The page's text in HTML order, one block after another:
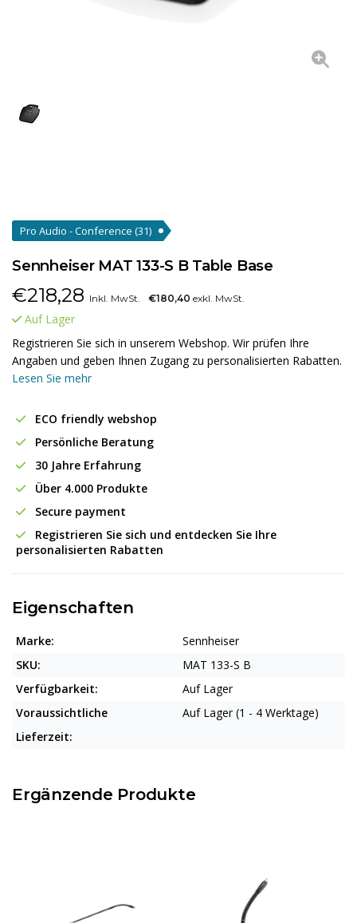
Pro Audio - Conference (31)
Sennheiser MAT 133-S B Table Base
€218,28 Inkl. MwSt. €180,40 exkl. MwSt.
Auf Lager
Registrieren Sie sich in unserem Webshop. Wir prüfen Ihre
Angaben und geben Ihnen Zugang zu personalisierten Rabatten.
Lesen Sie mehr
ECO friendly webshop
Persönliche Beratung
30 Jahre Erfahrung
Über 4.000 Produkte
Secure payment
Registrieren Sie sich und entdecken Sie Ihre
personalisierten Rabatten
Eigenschaften
Marke:
Sennheiser
SKU:
MAT 133-S B
Verfügbarkeit:
Auf Lager
Voraussichtliche
Lieferzeit:
Auf Lager (1 - 4 Werktage)
Ergänzende Produkte